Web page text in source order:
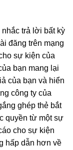
trả lời bất kỳ
đăng trên mạng
sự kiện của
bạn mang lại
của bạn và hiển
công ty của
ghép thẻ bắt
quyền từ một sự
cho sự kiện
hấp dẫn hơn về